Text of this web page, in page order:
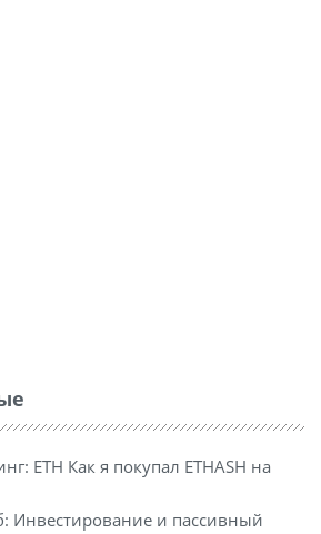
ETH Как я покупал ETHASH на
Инвестирование и пассивный